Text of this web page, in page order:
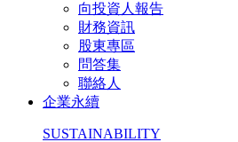
向投資人報告
財務資訊
股東專區
問答集
聯絡人
企業永續
SUSTAINABILITY